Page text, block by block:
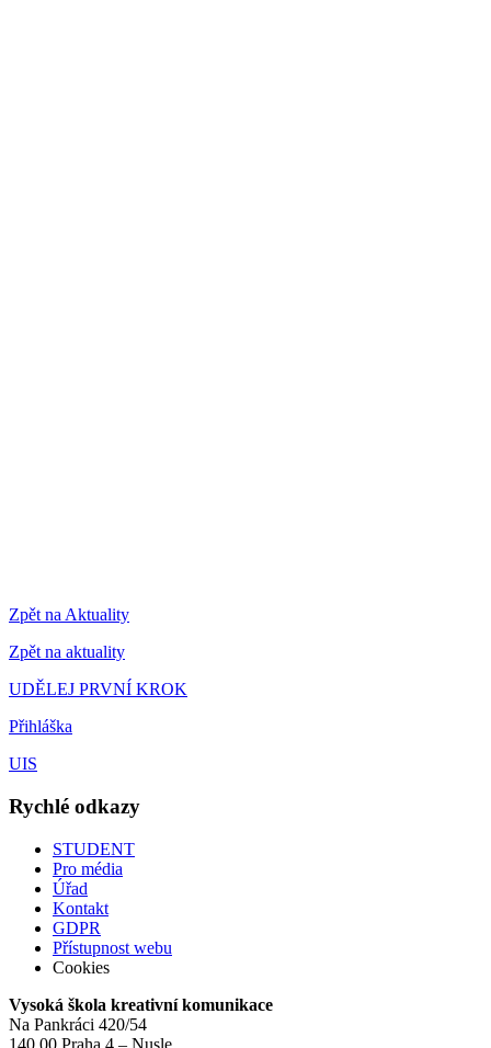
Zpět na Aktuality
Zpět na aktuality
UDĚLEJ PRVNÍ KROK
Přihláška
UIS
Rychlé odkazy
STUDENT
Pro média
Úřad
Kontakt
GDPR
Přístupnost webu
Cookies
Vysoká škola kreativní komunikace
Na Pankráci 420/54
140 00 Praha 4 – Nusle